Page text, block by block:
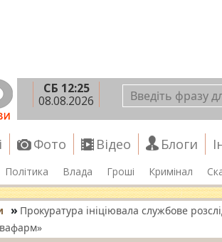
СБ 12:25
08.08.2026
Фото Відео Блоги
Політика Влада Гроші Кримінал
» Прокуратура ініціювала службове